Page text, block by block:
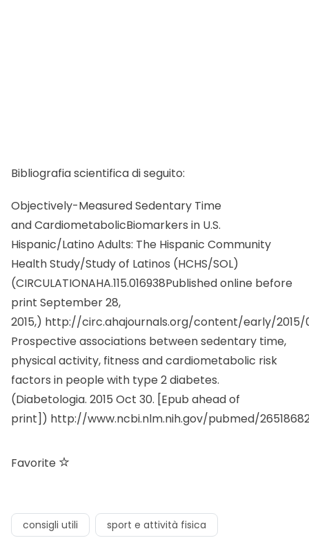
Bibliografia scientifica di seguito:
Objectively-Measured Sedentary Time
and CardiometabolicBiomarkers in U.S.
Hispanic/Latino Adults: The Hispanic Community
Health Study/Study of Latinos (HCHS/SOL)
(CIRCULATIONAHA.115.016938Published online before
print September 28,
2015,) http://circ.ahajournals.org/content/early/2015/
Prospective associations between sedentary time,
physical activity, fitness and cardiometabolic risk
factors in people with type 2 diabetes.
(Diabetologia. 2015 Oct 30. [Epub ahead of
print]) http://www.ncbi.nlm.nih.gov/pubmed/
Favorite
consigli utili sport e attività fisica